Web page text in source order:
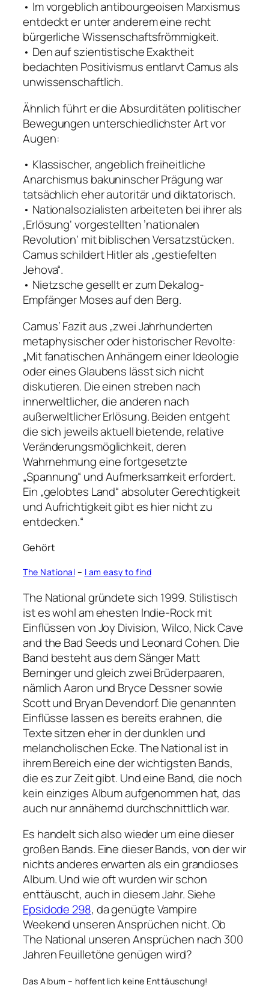
• Im vorgeblich antibourgeoisen Marxismus
entdeckt er unter anderem eine recht
bürgerliche Wissenschaftsfrömmigkeit.
• Den auf szientistische Exaktheit
bedachten Positivismus entlarvt Camus als
unwissenschaftlich.
Ähnlich führt er die Absurditäten politischer
Bewegungen unterschiedlichster Art vor
Augen:
• Klassischer, angeblich freiheitliche
Anarchismus bakuninscher Prägung war
tatsächlich eher autoritär und diktatorisch.
• Nationalsozialisten arbeiteten bei ihrer als
‚Erlösung‘ vorgestellten ’nationalen
Revolution‘ mit biblischen Versatzstücken.
Camus schildert Hitler als „gestiefelten
Jehova“.
• Nietzsche gesellt er zum Dekalog-
Empfänger Moses auf den Berg.
Camus’ Fazit aus „zwei Jahrhunderten
metaphysischer oder historischer Revolte:
„Mit fanatischen Anhängern einer Ideologie
oder eines Glaubens lässt sich nicht
diskutieren. Die einen streben nach
innerweltlicher, die anderen nach
außerweltlicher Erlösung. Beiden entgeht
die sich jeweils aktuell bietende, relative
Veränderungsmöglichkeit, deren
Wahrnehmung eine fortgesetzte
„Spannung“ und Aufmerksamkeit erfordert.
Ein „gelobtes Land“ absoluter Gerechtigkeit
und Aufrichtigkeit gibt es hier nicht zu
entdecken.“
Gehört
The National – I am easy to find
The National gründete sich 1999. Stilistisch
ist es wohl am ehesten Indie-Rock mit
Einflüssen von Joy Division, Wilco, Nick Cave
and the Bad Seeds und Leonard Cohen. Die
Band besteht aus dem Sänger Matt
Berninger und gleich zwei Brüderpaaren,
nämlich Aaron und Bryce Dessner sowie
Scott und Bryan Devendorf. Die genannten
Einflüsse lassen es bereits erahnen, die
Texte sitzen eher in der dunklen und
melancholischen Ecke. The National ist in
ihrem Bereich eine der wichtigsten Bands,
die es zur Zeit gibt. Und eine Band, die noch
kein einziges Album aufgenommen hat, das
auch nur annähernd durchschnittlich war.
Es handelt sich also wieder um eine dieser
großen Bands. Eine dieser Bands, von der wir
nichts anderes erwarten als ein grandioses
Album. Und wie oft wurden wir schon
enttäuscht, auch in diesem Jahr. Siehe
Epsidode 298, da genügte Vampire
Weekend unseren Ansprüchen nicht. Ob
The National unseren Ansprüchen nach 300
Jahren Feuilletöne genügen wird?
Das Album – hoffentlich keine Enttäuschung!